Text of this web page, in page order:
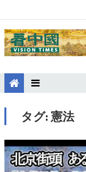
タグ:憲法